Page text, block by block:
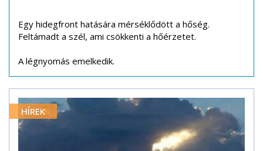
Egy hidegfront hatására mérséklődött a hőség.
Feltámadt a szél, ami csökkenti a hőérzetet.
A légnyomás emelkedik.
HÍREK